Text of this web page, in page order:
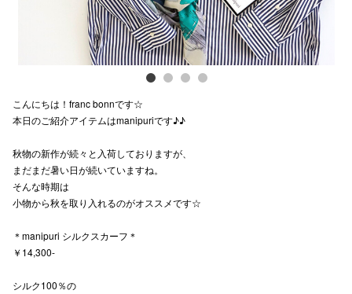
こんにちは！franc bonnです☆
本日のご紹介アイテムはmanipuriです♪♪
秋物の新作が続々と入荷しておりますが、
まだまだ暑い日が続いていますね。
そんな時期は
小物から秋を取り入れるのがオススメです☆
＊manipuri シルクスカーフ＊
￥14,300-
シルク100％の
公式SNS